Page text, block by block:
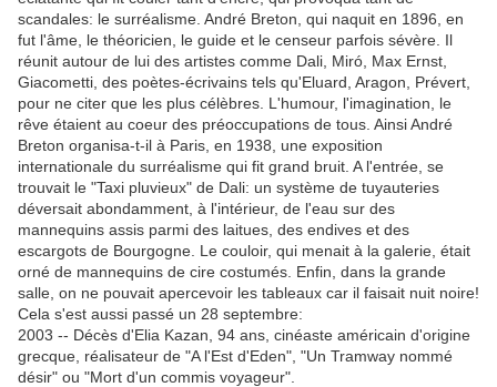
scandales: le surréalisme. André Breton, qui naquit en 1896, en
fut l'âme, le théoricien, le guide et le censeur parfois sévère. Il
réunit autour de lui des artistes comme Dali, Miró, Max Ernst,
Giacometti, des poètes-écrivains tels qu'Eluard, Aragon, Prévert,
pour ne citer que les plus célèbres. L'humour, l'imagination, le
rêve étaient au coeur des préoccupations de tous. Ainsi André
Breton organisa-t-il à Paris, en 1938, une exposition
internationale du surréalisme qui fit grand bruit. A l'entrée, se
trouvait le "Taxi pluvieux" de Dali: un système de tuyauteries
déversait abondamment, à l'intérieur, de l'eau sur des
mannequins assis parmi des laitues, des endives et des
escargots de Bourgogne. Le couloir, qui menait à la galerie, était
orné de mannequins de cire costumés. Enfin, dans la grande
salle, on ne pouvait apercevoir les tableaux car il faisait nuit noire!
Cela s'est aussi passé un 28 septembre:
2003 -- Décès d'Elia Kazan, 94 ans, cinéaste américain d'origine
grecque, réalisateur de "A l'Est d'Eden", "Un Tramway nommé
désir" ou "Mort d'un commis voyageur".